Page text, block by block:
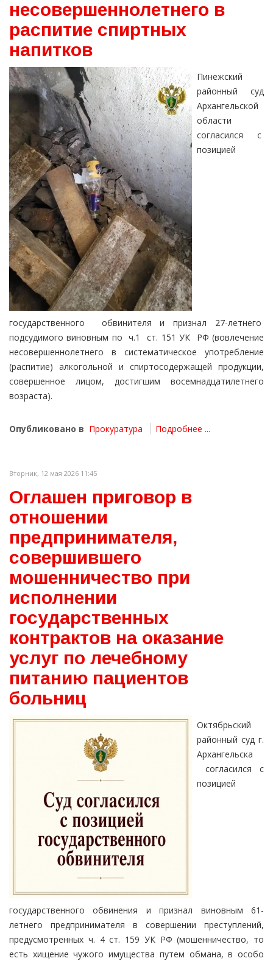
несовершеннолетнего в
распитие спиртных
напитков
Пинежский
районный суд
Архангельской
области
согласился с
позицией
государственного обвинителя и признал 27-летнего
подсудимого виновным по ч.1 ст. 151 УК РФ (вовлечение
несовершеннолетнего в систематическое употребление
(распитие) алкогольной и спиртосодержащей продукции,
совершенное лицом, достигшим восемнадцатилетнего
возраста).
Опубликовано в Прокуратура Подробнее ...
Вторник, 12 мая 2026 11:45
Оглашен приговор в
отношении
предпринимателя,
совершившего
мошенничество при
исполнении
государственных
контрактов на оказание
услуг по лечебному
питанию пациентов
больниц
Октябрьский
районный суд г.
Архангельска
согласился с
позицией
государственного обвинения и признал виновным 61-
летнего предпринимателя в совершении преступлений,
предусмотренных ч. 4 ст. 159 УК РФ (мошенничество, то
есть хищение чужого имущества путем обмана, в особо